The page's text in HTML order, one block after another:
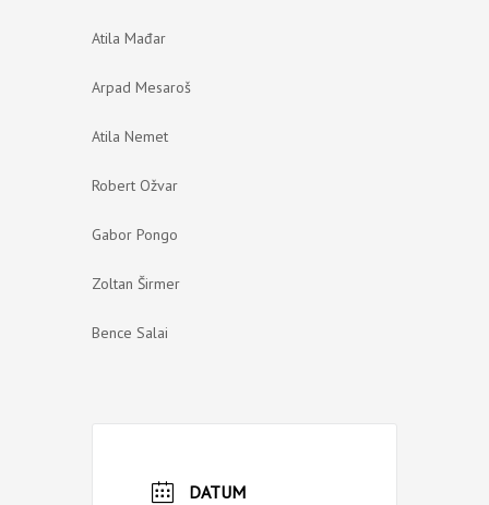
Atila Mađar
Arpad Mesaroš
Atila Nemet
Robert Ožvar
Gabor Pongo
Zoltan Širmer
Bence Salai
DATUM